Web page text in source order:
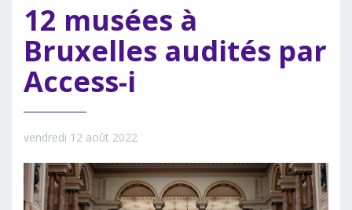
12 musées à
Bruxelles audités par
Access-i
vendredi 12 août 2022
les
categories